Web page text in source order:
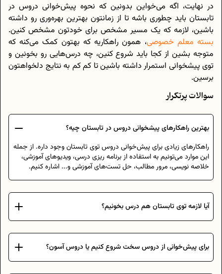
در نهایت، اگه می‌خواین بدونین که نحوه پیش‌خوانی دروس در
تابستان باید چطوری باشه تا از زمانتون بهترین بهره‌وری رو داشته
باشین، لازمه که یک مسیر مشخص برای خودتون مشخص کنین.
بسته معلم خصوصی، همون راهکاریه که بهتون کمک می‌کنه که
متوجه بشین از کجا باید شروع کنین، چه درس‌هایی رو بخونین و
توی پیشخوانی استمرار داشته باشین تا کم کم به نتایج دلخواهتون
برسین.
سوالات پرتکرار
بهترین راهکارهای پیشخوانی دروس در تابستان چیه؟
راهکارهای زیادی برای پیش‌خوانی دروس توی تابستان وجود داره. از جمله
این موارد می‌تونیم به استفاده از برنامه ریزی درسی، ویدیوهای آموزشی،
خلاصه نویسی، مرور مطالب، حل تست‌های آموزشی و... اشاره کنیم.
آیا لازمه توی تابستان هم درس بخونیم؟
برای پیش‌خوانی از دروس سخت شروع کنیم یا دروس آسون؟